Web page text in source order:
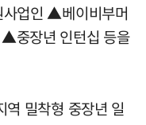
사업인 ▲베이비부머
중장년 인턴십 등을
밀착형 중장년 일